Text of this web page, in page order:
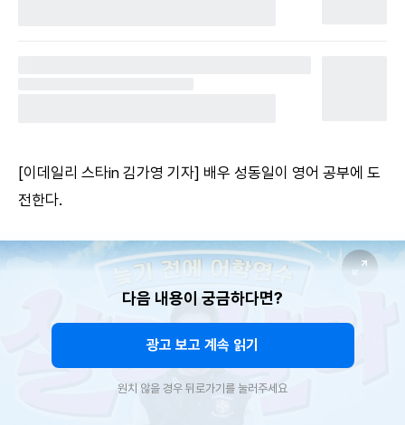
[이데일리 스타in 김가영 기자] 배우 성동일이 영어 공부에 도
전한다.
다음 내용이 궁금하다면?
광고 보고 계속 읽기
원치 않을 경우 뒤로가기를 눌러주세요